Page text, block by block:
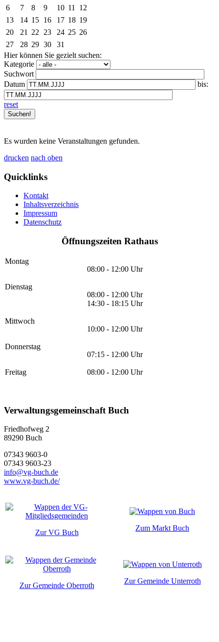
6
7 8 9 10 11
12
13
14 15 16 17 18 19
20
21 22 23 24 25 26
27
28 29 30
31
Hier können Sie gezielt suchen:
Kategorie
Suchwort
Datum
bis:
reset
Es wurden keine Veranstaltungen gefunden.
drucken nach oben
Quicklinks
Kontakt
Inhaltsverzeichnis
Impressum
Datenschutz
Öffnungszeiten Rathaus
Montag
08:00 - 12:00 Uhr
Dienstag
08:00 - 12:00 Uhr
14:30 - 18:15 Uhr
Mittwoch
10:00 - 12:00 Uhr
Donnerstag
07:15 - 12:00 Uhr
Freitag 08:00 - 12:00 Uhr
Verwaltungsgemeinschaft Buch
Friedhofweg 2
89290 Buch
07343 9603-0
07343 9603-23
info@vg-buch.de
www.vg-buch.de/
Zur VG Buch
Zum Markt Buch
Zur Gemeinde Oberroth
Zur Gemeinde Unterroth